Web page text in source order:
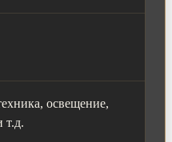
освещение,
т.д.